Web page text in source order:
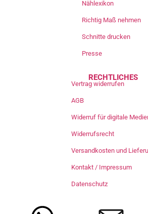
Nählexikon
Richtig Maß nehmen
Schnitte drucken
Presse
RECHTLICHES
Vertrag widerrufen
AGB
Widerruf für digitale
Widerrufsrecht
Versandkosten und
Kontakt / Impressum
Datenschutz